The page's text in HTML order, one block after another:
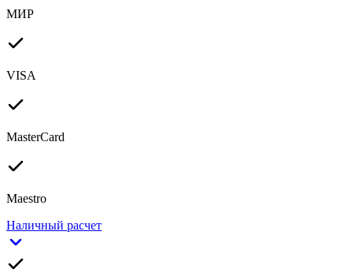
МИР
VISA
MasterCard
Maestro
Наличный расчет